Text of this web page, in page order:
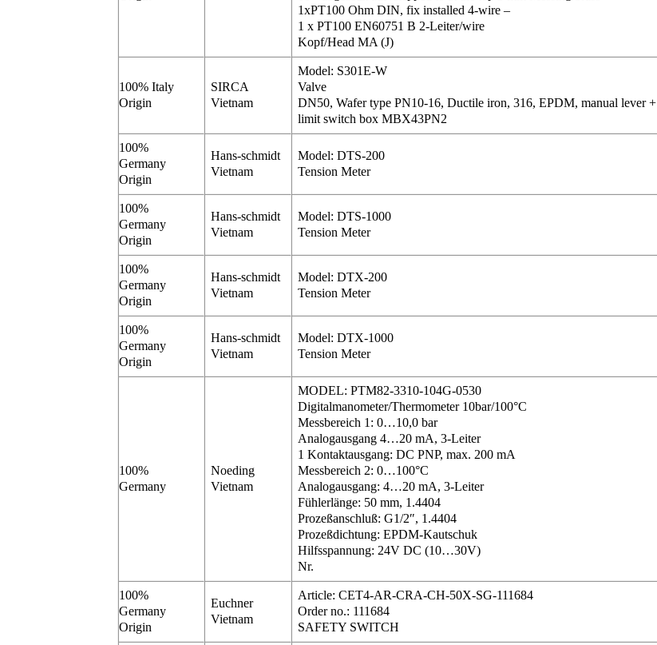
1xPT100 Ohm DIN, fix installed 4-wire –
1 x PT100 EN60751 B 2-Leiter/wire
Kopf/Head MA (J)
100% Italy
Origin
SIRCA
Vietnam
Model: S301E-W
Valve
DN50, Wafer type PN10-16, Ductile iron, 316, EPDM, manual lever +
limit switch box MBX43PN2
100%
Germany
Origin
Hans-schmidt
Vietnam
Model: DTS-200
Tension Meter
100%
Germany
Origin
Hans-schmidt
Vietnam
Model: DTS-1000
Tension Meter
100%
Germany
Origin
Hans-schmidt
Vietnam
Model: DTX-200
Tension Meter
100%
Germany
Origin
Hans-schmidt
Vietnam
Model: DTX-1000
Tension Meter
100%
Germany
Noeding
Vietnam
MODEL: PTM82-3310-104G-0530
Digitalmanometer/Thermometer 10bar/100°C
Messbereich 1: 0…10,0 bar
Analogausgang 4…20 mA, 3-Leiter
1 Kontaktausgang: DC PNP, max. 200 mA
Messbereich 2: 0…100°C
Analogausgang: 4…20 mA, 3-Leiter
Fühlerlänge: 50 mm, 1.4404
Prozeßanschluß: G1/2″, 1.4404
Prozeßdichtung: EPDM-Kautschuk
Hilfsspannung: 24V DC (10…30V)
Nr.
100%
Germany
Origin
Euchner
Vietnam
Article: CET4-AR-CRA-CH-50X-SG-111684
Order no.: 111684
SAFETY SWITCH